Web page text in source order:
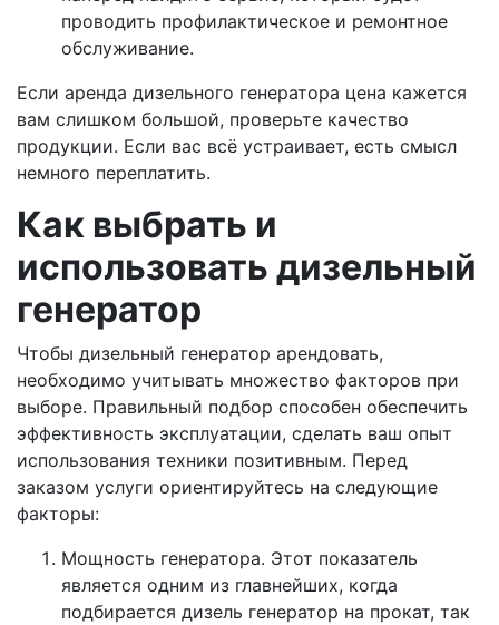
проводить профилактическое и ремонтное
обслуживание.
Если аренда дизельного генератора цена кажется
вам слишком большой, проверьте качество
продукции. Если вас всё устраивает, есть смысл
немного переплатить.
Как выбрать и
использовать дизельный
генератор
Чтобы дизельный генератор арендовать,
необходимо учитывать множество факторов при
выборе. Правильный подбор способен обеспечить
эффективность эксплуатации, сделать ваш опыт
использования техники позитивным. Перед
заказом услуги ориентируйтесь на следующие
факторы:
Мощность генератора. Этот показатель
является одним из главнейших, когда
подбирается дизель генератор на прокат, так